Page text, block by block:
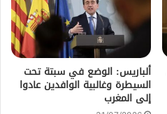
ألباريس: الوضع في سبتة تحت
السيطرة وغالبية الوافدين عادوا
إلى المغرب